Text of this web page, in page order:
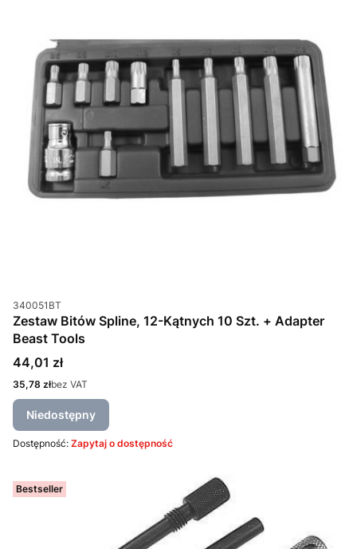
Kod produktu
340051BT
Zestaw Bitów Spline, 12-Kątnych 10 Szt. + Adapter
Beast Tools
Cena
44,01 zł
Cena
35,78 złbez VAT
Niedostępny
Dostępność: Zapytaj o dostępność
Bestseller